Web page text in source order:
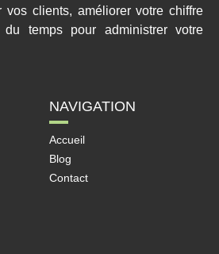
vos clients, améliorer votre chiffre
du temps pour administrer votre
NAVIGATION
Accueil
Blog
Contact